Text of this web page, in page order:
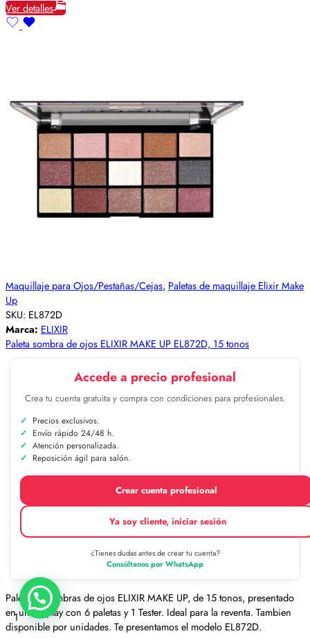
Ver detalles
Maquillaje para Ojos/Pestañas/Cejas, Paletas de maquillaje Elixir Make
Up
SKU: EL872D
Marca: ELIXIR
Paleta sombra de ojos ELIXIR MAKE UP EL872D, 15 tonos
Accede a precio profesional
Crea tu cuenta gratuita y compra con condiciones para profesionales.
Precios exclusivos.
Envío rápido 24/48 h.
Atención personalizada.
Reposición ágil para salón.
Crear cuenta profesional
Ya soy cliente, iniciar sesión
¿Tienes dudas antes de crear tu cuenta?
Consúltanos por WhatsApp
Paleta de sombras de ojos ELIXIR MAKE UP, de 15 tonos, presentado
en un Display con 6 paletas y 1 Tester. Ideal para la reventa. Tambien
disponible por unidades. Te presentamos el modelo EL872D.
1